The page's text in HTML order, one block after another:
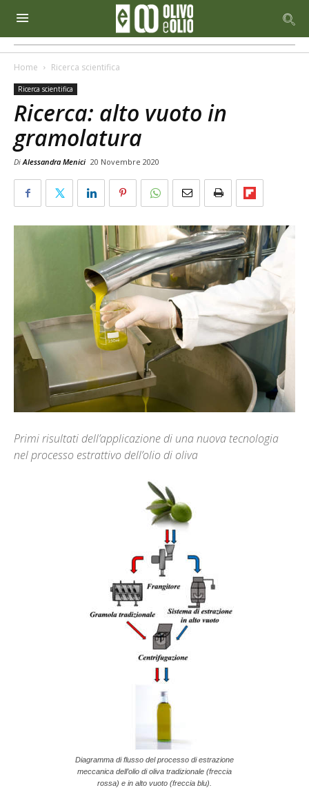
Home Ricerca scientifica
Ricerca scientifica
Ricerca: alto vuoto in
gramolatura
DiAlessandra Menici 20 Novembre 2020
Primi risultati dell’applicazione di una nuova tecnologia
nel processo estrattivo dell’olio di oliva
Diagramma di flusso del processo di estrazione
meccanica dell’olio di oliva tradizionale (freccia
rossa) e in alto vuoto (freccia blu).